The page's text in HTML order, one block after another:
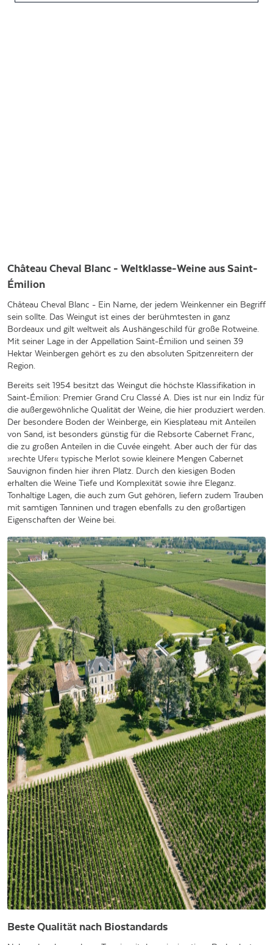
Château Cheval Blanc - Weltklasse-Weine aus Saint-
Émilion
Château Cheval Blanc - Ein Name, der jedem Weinkenner ein Begriff
sein sollte. Das Weingut ist eines der berühmtesten in ganz
Bordeaux und gilt weltweit als Aushängeschild für große Rotweine.
Mit seiner Lage in der Appellation Saint-Émilion und seinen 39
Hektar Weinbergen gehört es zu den absoluten Spitzenreitern der
Region.
Bereits seit 1954 besitzt das Weingut die höchste Klassifikation in
Saint-Émilion: Premier Grand Cru Classé A. Dies ist nur ein Indiz für
die außergewöhnliche Qualität der Weine, die hier produziert werden.
Der besondere Boden der Weinberge, ein Kiesplateau mit Anteilen
von Sand, ist besonders günstig für die Rebsorte Cabernet Franc,
die zu großen Anteilen in die Cuvée eingeht. Aber auch der für das
»rechte Ufer« typische Merlot sowie kleinere Mengen Cabernet
Sauvignon finden hier ihren Platz. Durch den kiesigen Boden
erhalten die Weine Tiefe und Komplexität sowie ihre Eleganz.
Tonhaltige Lagen, die auch zum Gut gehören, liefern zudem Trauben
mit samtigen Tanninen und tragen ebenfalls zu den großartigen
Eigenschaften der Weine bei.
Beste Qualität nach Biostandards